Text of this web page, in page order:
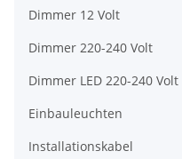
Dimmer 12 Volt
Dimmer 220-240 Volt
Dimmer LED 220-240 Volt
Einbauleuchten
Installationskabel